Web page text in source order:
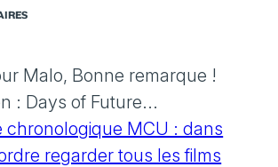
Malo, Bonne remarque !
: Days of Future...
chronologique MCU : dans
regarder tous les films